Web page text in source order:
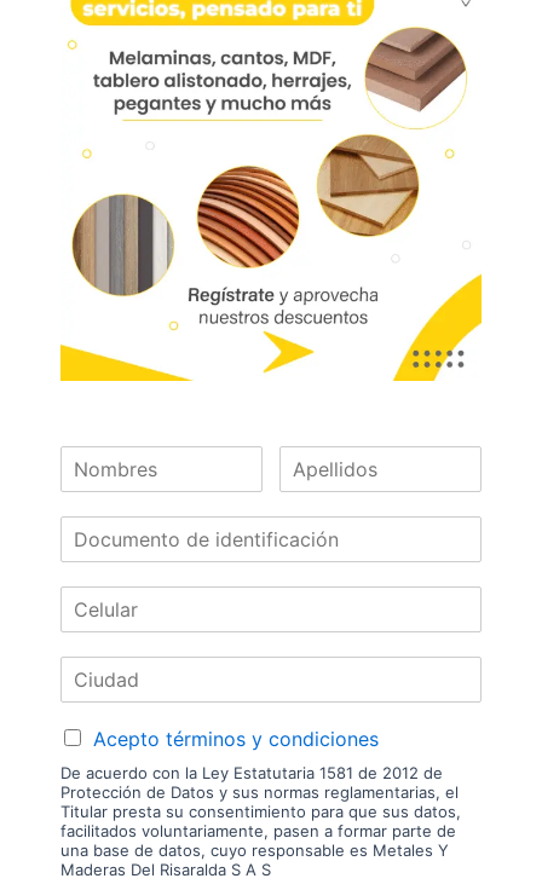
Perfil Manija Z Para Tablero 15mm X 3m Negro
Peralm108pn
Aplicación: Cocinas, muebles de baño, escritorios
y centro de entretenimiento.
PERALM108PN
inventario. Precio sujeto a cambios sin previo aviso.
Nuestras
Acepto términos y condiciones
De acuerdo con la Ley Estatutaria 1581 de 2012 de
Protección de Datos y sus normas reglamentarias, el
Titular presta su consentimiento para que sus datos,
facilitados voluntariamente, pasen a formar parte de
una base de datos, cuyo responsable es Metales Y
Maderas Del Risaralda S A S